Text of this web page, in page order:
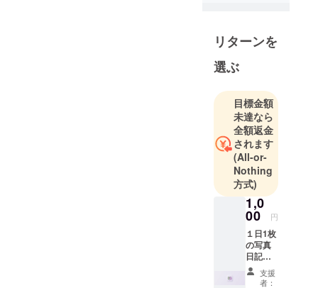
動を通して
社会貢献を
目指す活動
をしていま
す。
リターンを
選ぶ
目標金額
未達なら
全額返金
されます
(All-or-
Nothing
方式)
1,0
00 円
１日1枚
の写真
日記
webア
プリ支援
者：